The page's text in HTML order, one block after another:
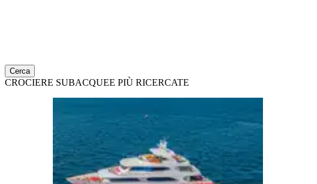
Cerca
CROCIERE SUBACQUEE PIÙ RICERCATE